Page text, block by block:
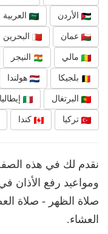
الأردن
عمان البحرين
مالي النيجر
بلجيكا هولندا
البرتغال إيطاليا
تركيا كندا
نقدم لك في هذه
صلاة الظهر - صلاة
العشاء.